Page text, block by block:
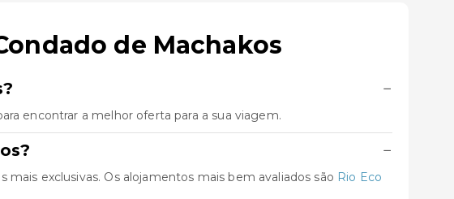
de Machakos
−
encontrar a melhor oferta para a sua viagem.
−
exclusivas. Os alojamentos mais bem avaliados são Rio Eco